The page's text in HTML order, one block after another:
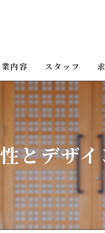
内容 スタッフ
とデザ